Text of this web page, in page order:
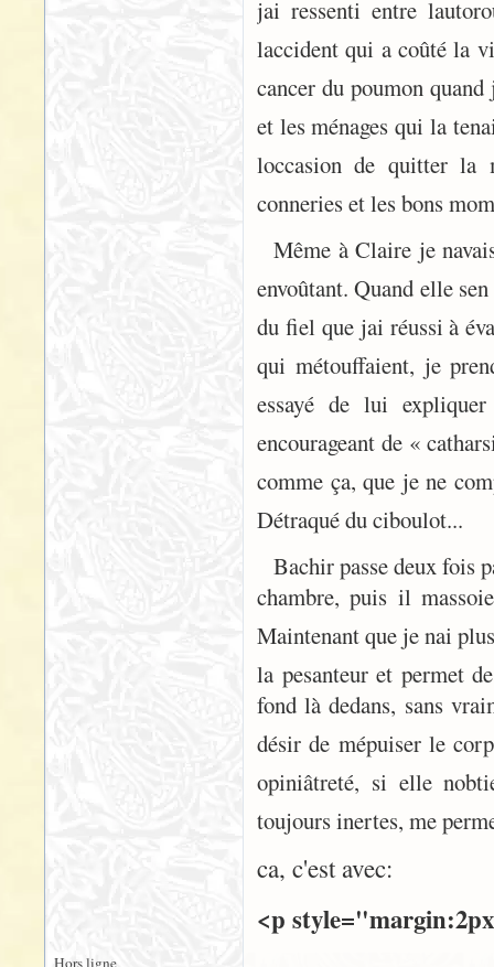
jai ressenti entre
laccident qui a coûté la
cancer du poumon
et les ménages qui la
loccasion de quitter
conneries et les bons
Même à Claire je
envoûtant. Quand elle
du fiel que jai réussi à
qui métouffaient, je
essayé de lui
encourageant de «
comme ça, que je ne
Détraqué du ciboulot...
Bachir passe deux fois
chambre, puis il
Maintenant que je nai
la pesanteur et permet
fond là dedans, sans
désir de mépuiser le
opiniâtreté, si elle
toujours inertes, me
ca, c'est avec:
<p
Hors ligne